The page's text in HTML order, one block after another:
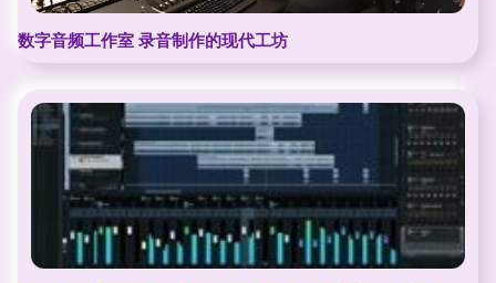
数字音频工作室 录音制作的现代工坊